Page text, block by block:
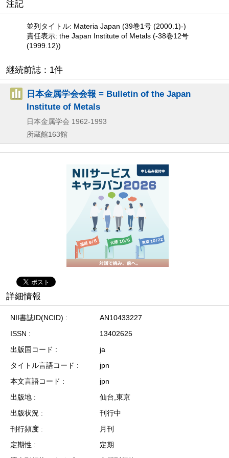
注記
並列タイトル: Materia Japan (39巻1号 (2000.1)-)
責任表示: the Japan Institute of Metals (-38巻12号
(1999.12))
継続前誌：1件
日本金属学会会報 = Bulletin of the Japan
Institute of Metals
日本金属学会 1962-1993
所蔵館163館
詳細情報
NII書誌ID(NCID)
AN10433227
ISSN
13402625
出版国コード
ja
タイトル言語コード
jpn
本文言語コード
jpn
出版地
仙台,東京
出版状況
刊行中
刊行頻度
月刊
定期性
定期